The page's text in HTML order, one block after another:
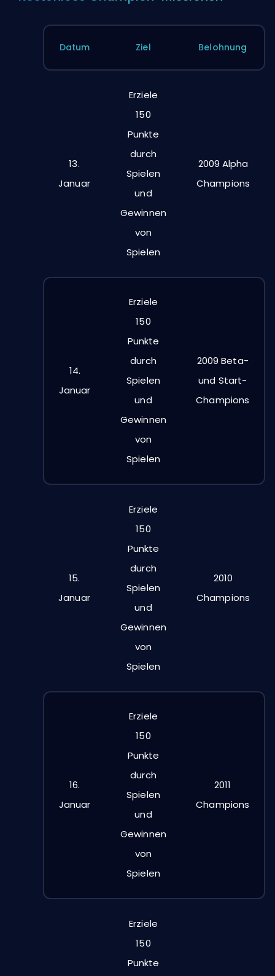
Datum Ziel Belohnung
13.
Januar
Erziele
150
Punkte
durch
Spielen
und
Gewinnen
von
Spielen
2009 Alpha
Champions
14.
Januar
Erziele
150
Punkte
durch
Spielen
und
Gewinnen
von
Spielen
2009 Beta-
und Start-
Champions
15.
Januar
Erziele
150
Punkte
durch
Spielen
und
Gewinnen
von
Spielen
2010
Champions
16.
Januar
Erziele
150
Punkte
durch
Spielen
und
Gewinnen
von
Spielen
2011
Champions
Erziele
150
Punkte